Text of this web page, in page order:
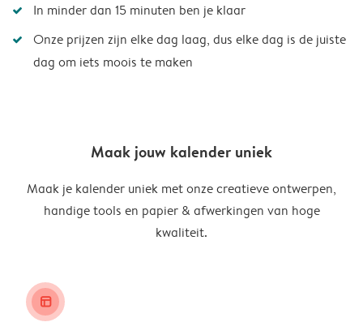
In minder dan 15 minuten ben je klaar
Onze prijzen zijn elke dag laag, dus elke dag is de juiste
dag om iets moois te maken
Maak jouw kalender uniek
Maak je kalender uniek met onze creatieve ontwerpen,
handige tools en papier & afwerkingen van hoge
kwaliteit.
layout_alt